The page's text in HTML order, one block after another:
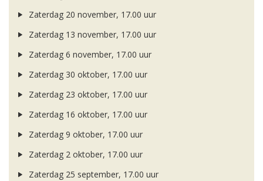
Zaterdag 20 november, 17.00 uur
Zaterdag 13 november, 17.00 uur
Zaterdag 6 november, 17.00 uur
Zaterdag 30 oktober, 17.00 uur
Zaterdag 23 oktober, 17.00 uur
Zaterdag 16 oktober, 17.00 uur
Zaterdag 9 oktober, 17.00 uur
Zaterdag 2 oktober, 17.00 uur
Zaterdag 25 september, 17.00 uur